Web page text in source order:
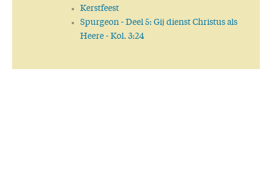
Kerstfeest
Spurgeon- Deel 5: Gij dienst Christus als
Heere - Kol. 3:24